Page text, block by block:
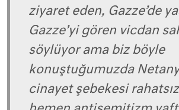
ziyaret eden, Gazze’de
Gazze’yi gören vicdan
söylüyor ama biz böyle
konuştuğumuzda
cinayet şebekesi